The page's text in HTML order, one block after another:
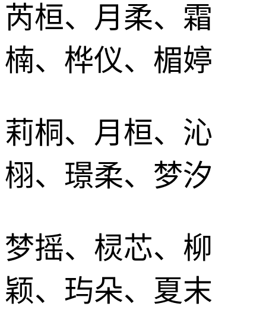
芮桓、月柔、霜
楠、桦仪、楣婷
莉桐、月桓、沁
栩、璟柔、梦汐
梦摇、棂芯、柳
颖、玙朵、夏末